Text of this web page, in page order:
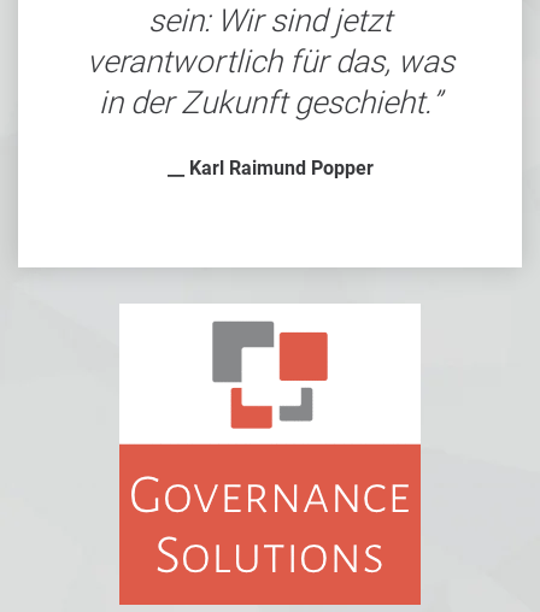
sein: Wir sind jetzt
verantwortlich für das, was
in der Zukunft geschieht.
__ Karl Raimund Popper